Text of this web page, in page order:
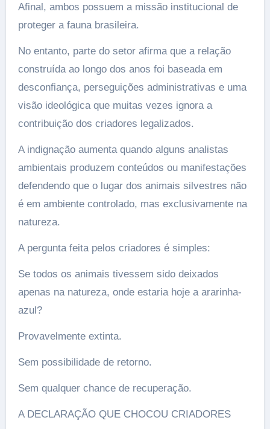
Afinal, ambos possuem a missão institucional de
proteger a fauna brasileira.
No entanto, parte do setor afirma que a relação
construída ao longo dos anos foi baseada em
desconfiança, perseguições administrativas e uma
visão ideológica que muitas vezes ignora a
contribuição dos criadores legalizados.
A indignação aumenta quando alguns analistas
ambientais produzem conteúdos ou manifestações
defendendo que o lugar dos animais silvestres não
é em ambiente controlado, mas exclusivamente na
natureza.
A pergunta feita pelos criadores é simples:
Se todos os animais tivessem sido deixados
apenas na natureza, onde estaria hoje a ararinha-
azul?
Provavelmente extinta.
Sem possibilidade de retorno.
Sem qualquer chance de recuperação.
A DECLARAÇÃO QUE CHOCOU CRIADORES